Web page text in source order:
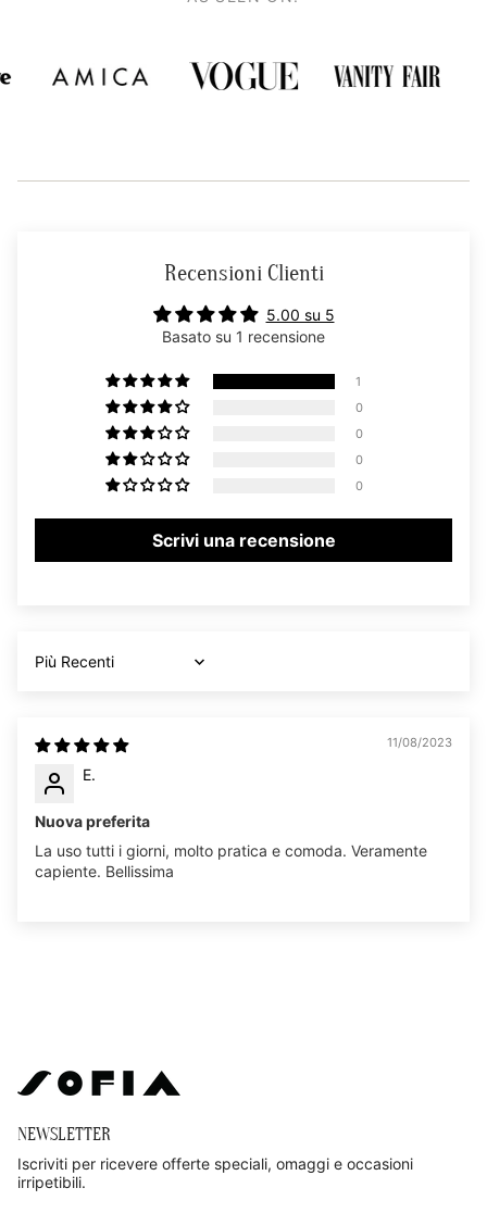
Recensioni Clienti
5.00 su 5
Basato su 1 recensione
1
0
0
0
0
Scrivi una recensione
Sort by
11/08/2023
E.
Nuova preferita
La uso tutti i giorni, molto pratica e comoda. Veramente
capiente. Bellissima
NEWSLETTER
Iscriviti per ricevere offerte speciali, omaggi e occasioni
irripetibili.